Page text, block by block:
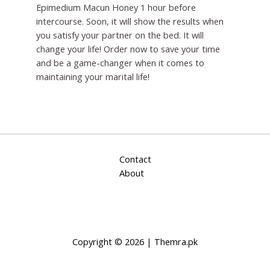
Epimedium Macun Honey 1 hour before
intercourse. Soon, it will show the results when
you satisfy your partner on the bed. It will
change your life! Order now to save your time
and be a game-changer when it comes to
maintaining your marital life!
Contact
About
Copyright © 2026 | Themra.pk